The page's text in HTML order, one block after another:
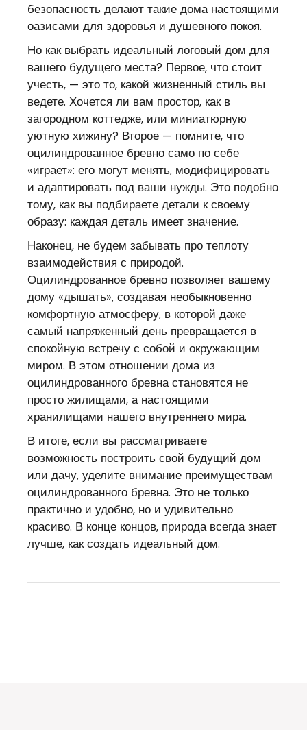
безопасность делают такие дома настоящими
оазисами для здоровья и душевного покоя.
Но как выбрать идеальный логовый дом для
вашего будущего места? Первое, что стоит
учесть, — это то, какой жизненный стиль вы
ведете. Хочется ли вам простор, как в
загородном коттедже, или миниатюрную
уютную хижину? Второе — помните, что
оцилиндрованное бревно само по себе
«играет»: его могут менять, модифицировать
и адаптировать под ваши нужды. Это подобно
тому, как вы подбираете детали к своему
образу: каждая деталь имеет значение.
Наконец, не будем забывать про теплоту
взаимодействия с природой.
Оцилиндрованное бревно позволяет вашему
дому «дышать», создавая необыкновенно
комфортную атмосферу, в которой даже
самый напряженный день превращается в
спокойную встречу с собой и окружающим
миром. В этом отношении дома из
оцилиндрованного бревна становятся не
просто жилищами, а настоящими
хранилищами нашего внутреннего мира.
В итоге, если вы рассматриваете
возможность построить свой будущий дом
или дачу, уделите внимание преимуществам
оцилиндрованного бревна. Это не только
практично и удобно, но и удивительно
красиво. В конце концов, природа всегда знает
лучше, как создать идеальный дом.